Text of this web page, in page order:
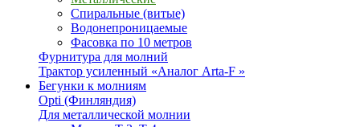
Спиральные (витые)
Водонепроницаемые
Фасовка по 10 метров
Фурнитура для молний
Трактор усиленный «Аналог Arta-F »
Бегунки к молниям
Opti (Финляндия)
Для металлической молнии